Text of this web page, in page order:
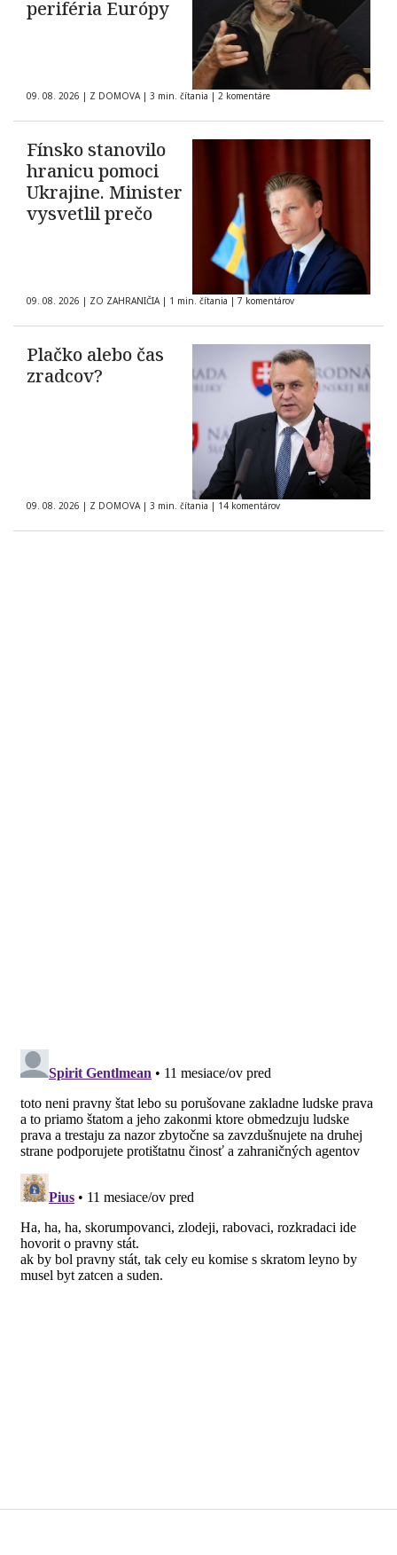
periféria Európy
09. 08. 2026 | Z DOMOVA | 3 min. čítania | 2 komentáre
Fínsko stanovilo
hranicu pomoci
Ukrajine. Minister
vysvetlil prečo
09. 08. 2026 | ZO ZAHRANIČIA | 1 min. čítania | 7 komentárov
Plačko alebo čas
zradcov?
09. 08. 2026 | Z DOMOVA | 3 min. čítania | 14 komentárov